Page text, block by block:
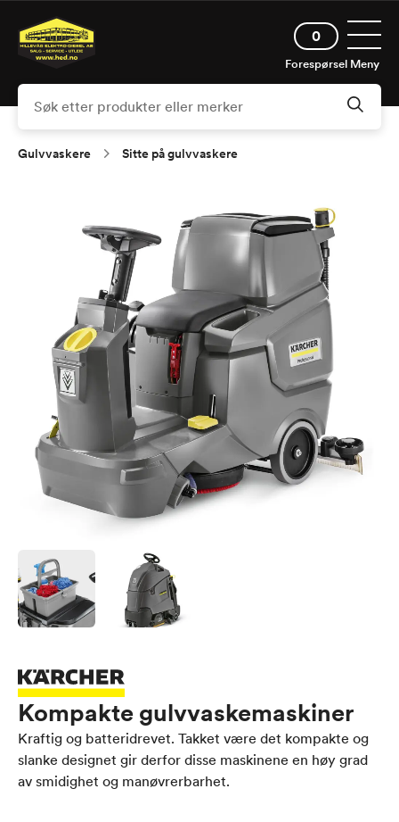
hovedinnhold
0
Forespørsel Meny
Gulvvaskere Sitte på gulvvaskere
Kompakte gulvvaskemaskiner
Kraftig og batteridrevet. Takket være det kompakte og
slanke designet gir derfor disse maskinene en høy grad
av smidighet og manøvrerbarhet.